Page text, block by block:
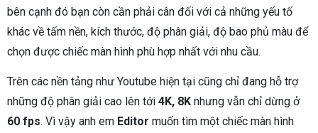
bên cạnh đó bạn còn cần phải cân đối với cả những yếu tố
khác về tấm nền, kích thước, độ phân giải, độ bao phủ màu để
chọn được chiếc màn hình phù hợp nhất với nhu cầu.
Trên các nền tảng như Youtube hiện tại cũng chỉ đang hỗ trợ
những độ phân giải cao lên tới 4K, 8K nhưng vẫn chỉ dừng ở
60 fps. Vì vậy anh em Editor muốn tìm một chiếc màn hình